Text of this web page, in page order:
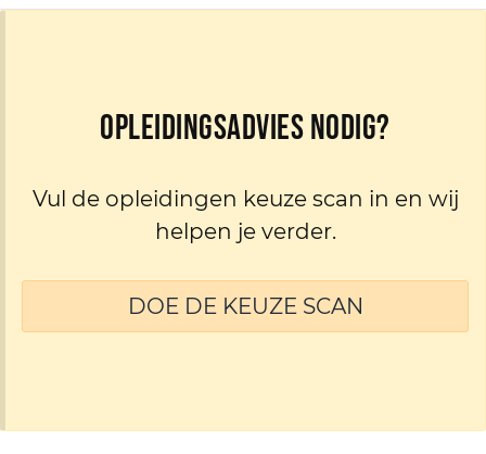
Opleidingsadvies nodig?
Vul de opleidingen keuze scan in en wij
helpen je verder.
DOE DE KEUZE SCAN